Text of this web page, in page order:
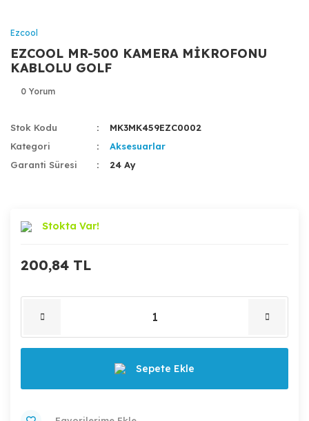
Ezcool
EZCOOL MR-500 KAMERA MİKROFONU
KABLOLU GOLF
0 Yorum
Stok Kodu
MK3MK459EZC0002
Kategori
Aksesuarlar
Garanti Süresi
24 Ay
Stokta Var!
200,84 TL
Sepete Ekle